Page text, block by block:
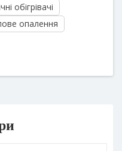
обігрівачі
опалення